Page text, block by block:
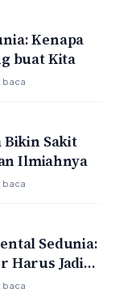
Kenapa
buat Kita
baca
Sakit
Ilmiahnya
baca
Sedunia:
Harus Jadi
baca